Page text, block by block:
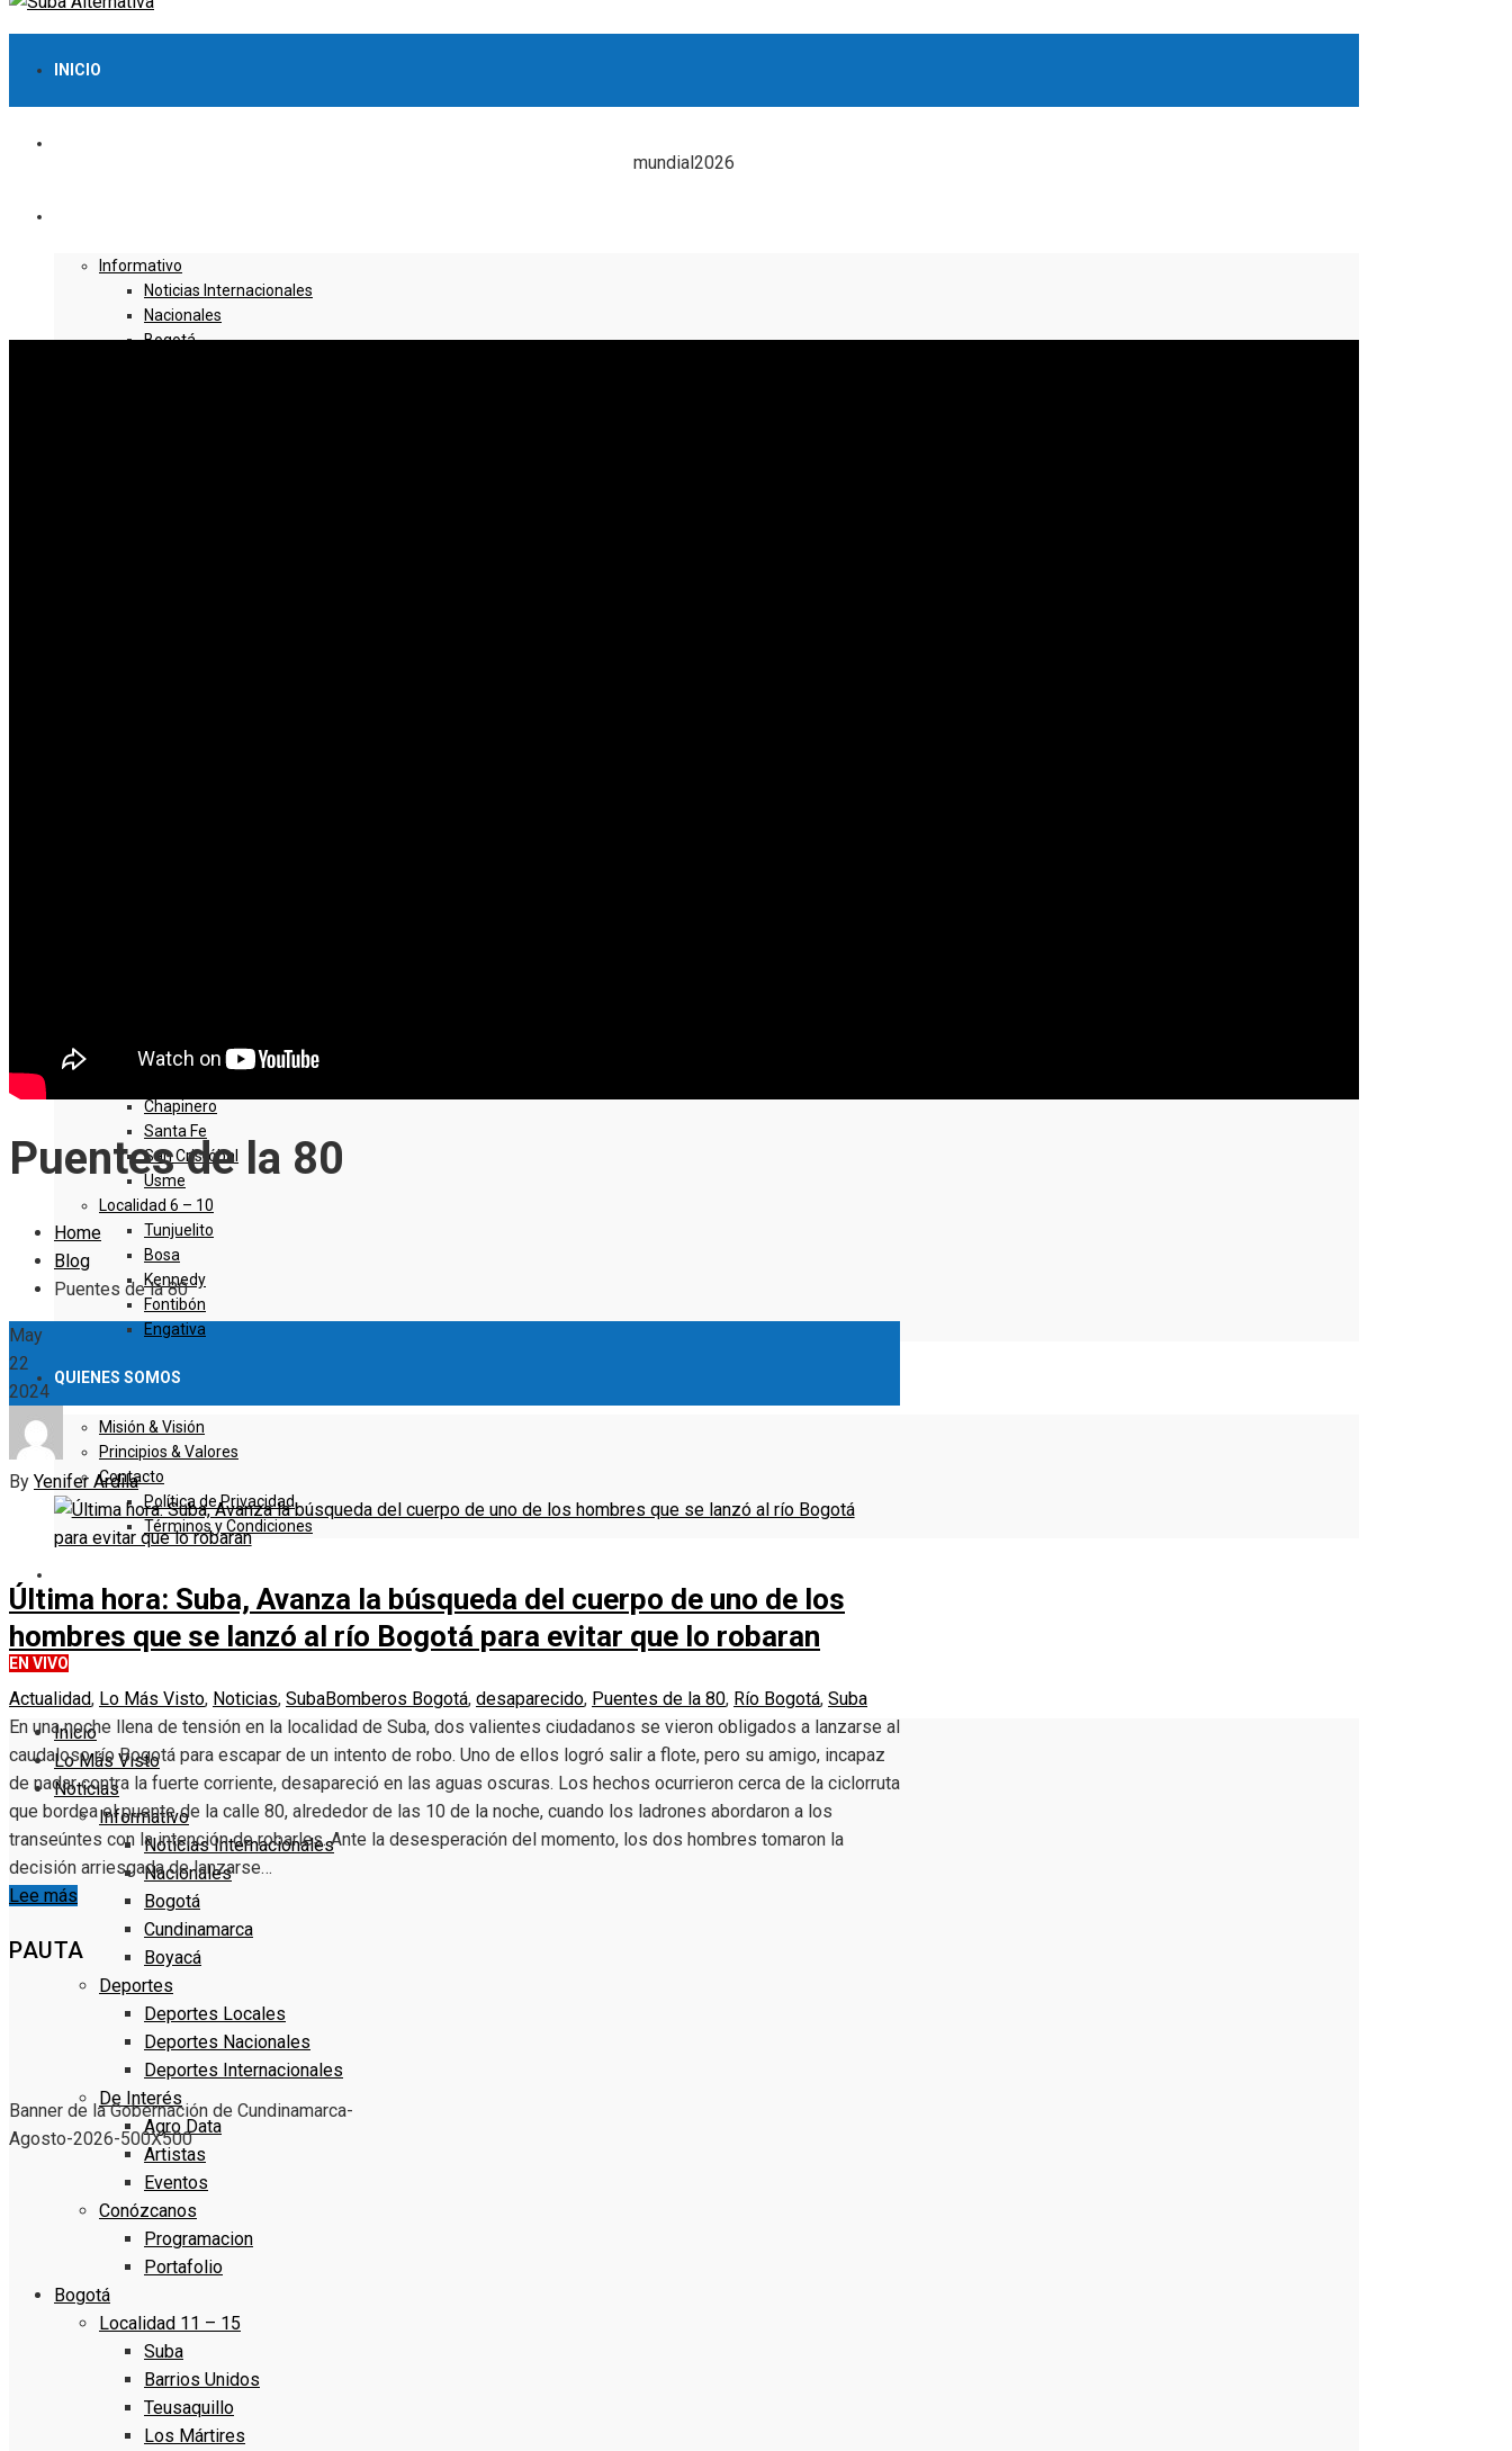
INICIO
Informativo
Noticias Internacionales
Nacionales
Bogotá
Localidad 1 – 5
Chapinero
Santa Fe
San Cristóbal
Usme
Localidad 6 – 10
Tunjuelito
Bosa
Kennedy
Fontibón
Engativa
QUIENES SOMOS
Misión & Visión
Principios & Valores
Contacto
Política de Privacidad
Términos y Condiciones
EN VIVO
Inicio
Lo Más Visto
Noticias
Informativo
Noticias Internacionales
Nacionales
Bogotá
Cundinamarca
Boyacá
Deportes
Deportes Locales
Deportes Nacionales
Deportes Internacionales
De Interés
Agro Data
Artistas
Eventos
Conózcanos
Programacion
Portafolio
Bogotá
Localidad 11 – 15
Suba
Barrios Unidos
Teusaquillo
Los Mártires
mundial2026
Puentes de la 80
Home
Blog
Puentes de la 80
May
22
2024
By Yenifer Ardila
Última hora: Suba, Avanza la búsqueda del cuerpo de uno de los
hombres que se lanzó al río Bogotá para evitar que lo robaran
Actualidad, Lo Más Visto, Noticias, SubaBomberos Bogotá, desaparecido, Puentes de la 80, Río Bogotá, Suba
En una noche llena de tensión en la localidad de Suba, dos valientes ciudadanos se vieron obligados a lanzarse al
caudaloso río Bogotá para escapar de un intento de robo. Uno de ellos logró salir a flote, pero su amigo, incapaz
de nadar contra la fuerte corriente, desapareció en las aguas oscuras. Los hechos ocurrieron cerca de la ciclorruta
que bordea el puente de la calle 80, alrededor de las 10 de la noche, cuando los ladrones abordaron a los
transeúntes con la intención de robarles. Ante la desesperación del momento, los dos hombres tomaron la
decisión arriesgada de lanzarse…
Lee más
PAUTA
Banner de la Gobernación de Cundinamarca-
Agosto-2026-500X500